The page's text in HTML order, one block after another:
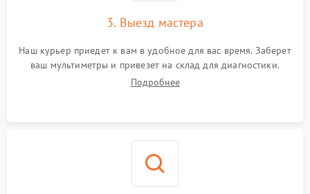
3. Выезд мастера
Наш курьер приедет к вам в удобное для вас время. Заберет
ваш мультиметры и привезет на склад для диагностики.
Подробнее